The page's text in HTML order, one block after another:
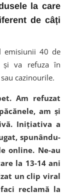
la care
de câți
emisiunii 40 de
și va refuza în
cazinourile.
Am refuzat
am și
Inițiativa a
spunându-
online. Ne-au
la 13-14 ani
un clip viral
reclamă la